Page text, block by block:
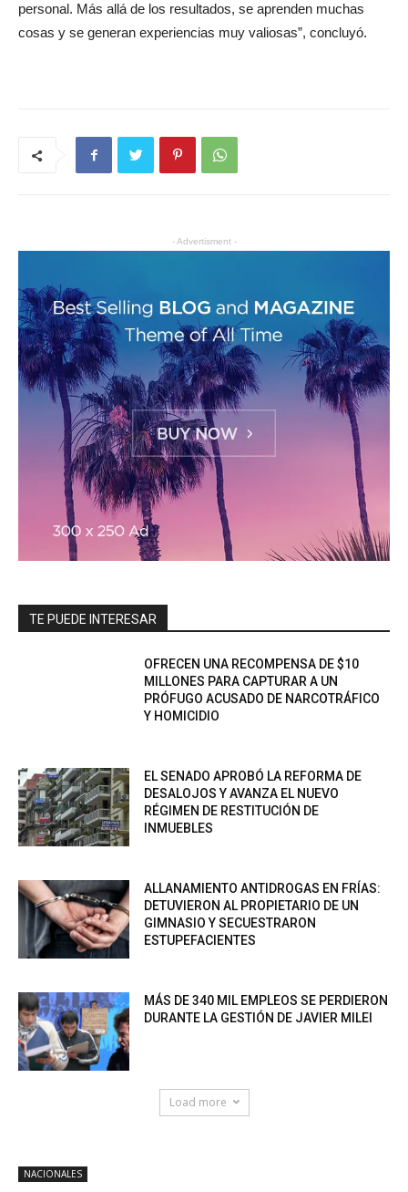
personal. Más allá de los resultados, se aprenden muchas
cosas y se generan experiencias muy valiosas”, concluyó.
- Advertisment -
TE PUEDE INTERESAR
OFRECEN UNA RECOMPENSA DE $10
MILLONES PARA CAPTURAR A UN
PRÓFUGO ACUSADO DE NARCOTRÁFICO
Y HOMICIDIO
EL SENADO APROBÓ LA REFORMA DE
DESALOJOS Y AVANZA EL NUEVO
RÉGIMEN DE RESTITUCIÓN DE
INMUEBLES
ALLANAMIENTO ANTIDROGAS EN FRÍAS:
DETUVIERON AL PROPIETARIO DE UN
GIMNASIO Y SECUESTRARON
ESTUPEFACIENTES
MÁS DE 340 MIL EMPLEOS SE PERDIERON
DURANTE LA GESTIÓN DE JAVIER MILEI
Load more